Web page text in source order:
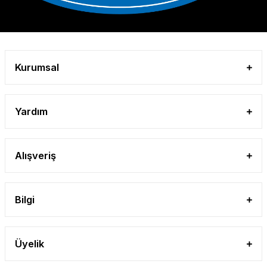
Kurumsal
Yardım
Alışveriş
Bilgi
Üyelik